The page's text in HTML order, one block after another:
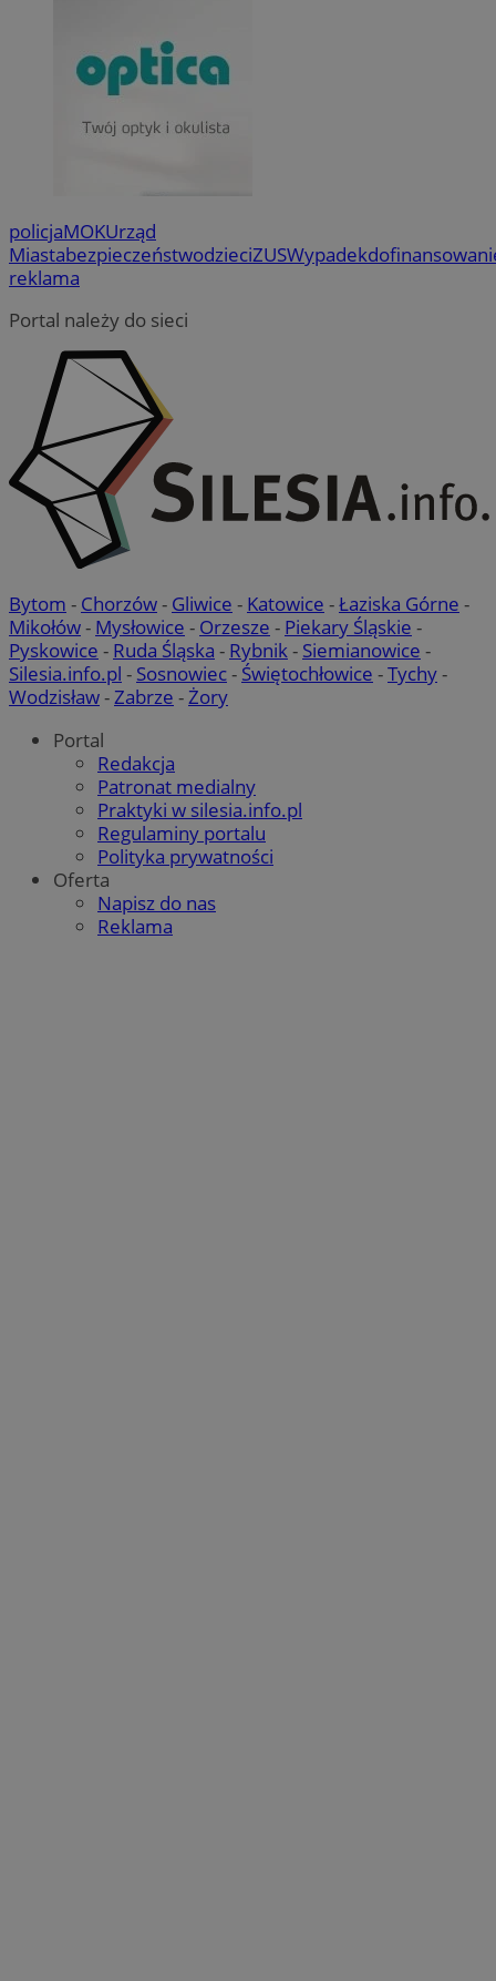
policjaMOKUrząd
MiastabezpieczeństwodzieciZUSWypadek
reklama
Portal należy do sieci
Bytom - Chorzów- Gliwice - Katowice -Łaziska Górne -
Mikołów- Mysłowice - Orzesze - Piekary Śląskie -
Pyskowice - Ruda Śląska - Rybnik- Siemianowice -
Silesia.info.pl - Sosnowiec- Świętochłowice -Tychy-
Wodzisław-Zabrze -Żory
Portal
Redakcja
Patronat medialny
Praktyki w silesia.info.pl
Regulaminy portalu
Polityka prywatności
Oferta
Napisz do nas
Reklama